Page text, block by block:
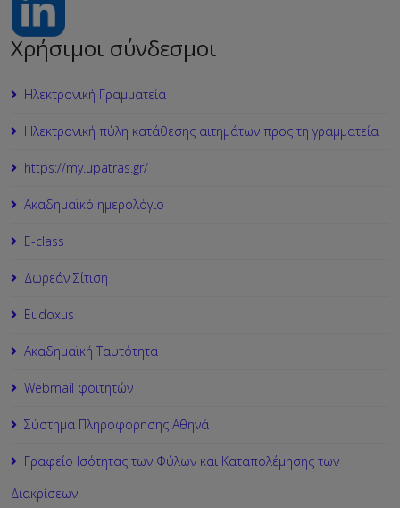
Χρήσιμοι σύνδεσμοι
Ηλεκτρονική Γραμματεία
Ηλεκτρονική πύλη κατάθεσης αιτημάτων προς τη γραμματεία
https://my.upatras.gr/
Ακαδημαϊκό ημερολόγιο
Ε-class
Δωρεάν Σίτιση
Εudoxus
Ακαδημαϊκή Ταυτότητα
Webmail φοιτητών
Σύστημα Πληροφόρησης Αθηνά
Γραφείο Ισότητας των Φύλων και Καταπολέμησης των
Διακρίσεων